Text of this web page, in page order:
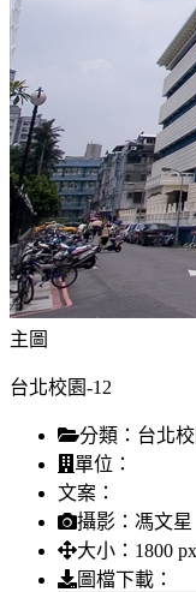
主圖
台北校園-12
分類： 台北校
單位：
文案：
攝影： 馮文星
大小： 1800
圖檔下載：